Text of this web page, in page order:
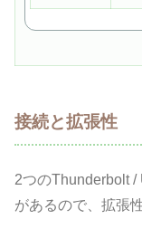
接続と拡張性
2つのThunderbolt /
があるので、拡張